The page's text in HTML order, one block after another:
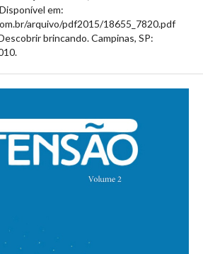
em:
arquivo/pdf2015/18655_7820.pdf
brincando. Campinas, SP: